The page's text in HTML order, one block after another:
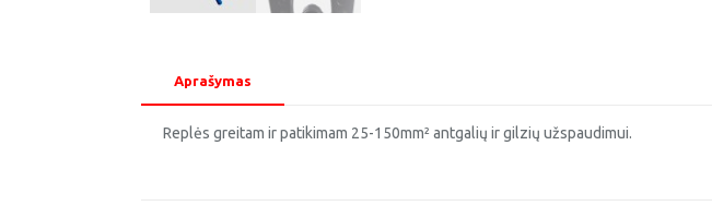
Aprašymas
Replės greitam ir patikimam 25-150mm² antgalių ir gilzių užspaudimui.